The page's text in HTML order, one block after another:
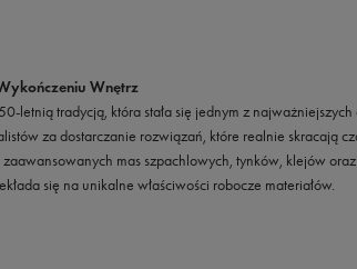
Wnętrz
letnią tradycją, która stała się jednym z
za dostarczanie rozwiązań, które realnie skracają
mas szpachlowych, tynków, klejów
się na unikalne właściwości robocze materiałów.